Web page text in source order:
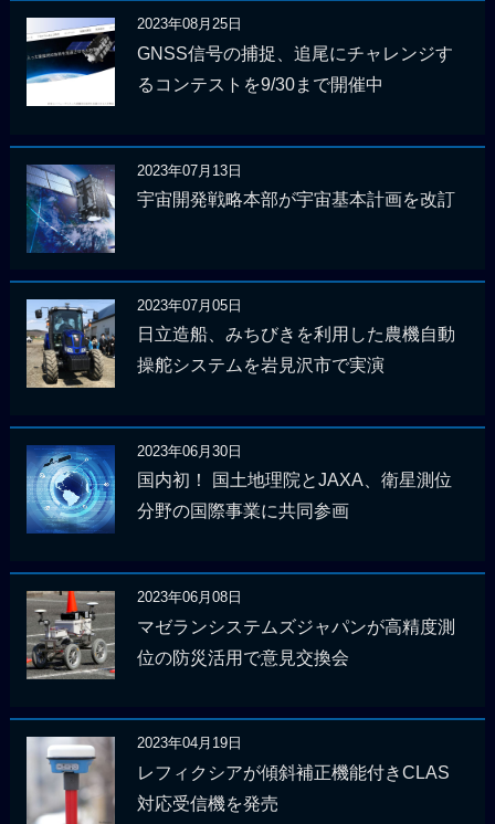
2023年08月25日
GNSS信号の捕捉、追尾にチャレンジす
るコンテストを9/30まで開催中
2023年07月13日
宇宙開発戦略本部が宇宙基本計画を改訂
2023年07月05日
日立造船、みちびきを利用した農機自動
操舵システムを岩見沢市で実演
2023年06月30日
国内初！ 国土地理院とJAXA、衛星測位
分野の国際事業に共同参画
2023年06月08日
マゼランシステムズジャパンが高精度測
位の防災活用で意見交換会
2023年04月19日
レフィクシアが傾斜補正機能付きCLAS
対応受信機を発売